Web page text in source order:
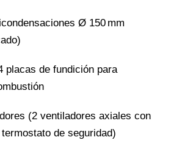
Ø 150 mm
placas de fundición para
(2 ventiladores axiales con
de seguridad)